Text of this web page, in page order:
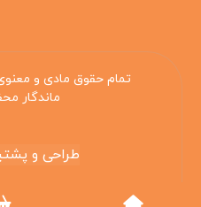
تمام حقوق مادی و
ماندگار
طراحی و